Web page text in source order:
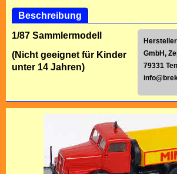
Beschreibung
GmbH,
79331
1/87 Sammlermodell
(Nicht geeignet für Kinder
unter 14 Jahren)